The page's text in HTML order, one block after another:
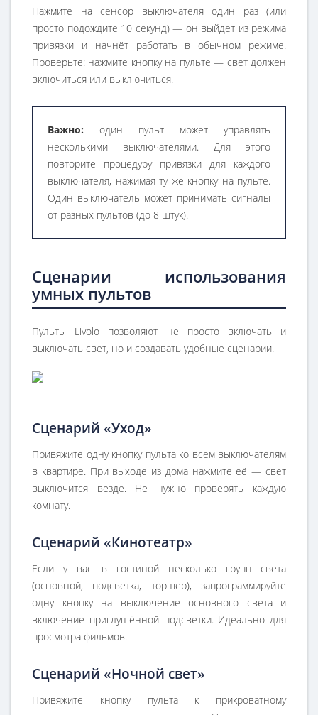
Нажмите на сенсор выключателя один раз (или
просто подождите 10 секунд) — он выйдет из режима
привязки и начнёт работать в обычном режиме.
Проверьте: нажмите кнопку на пульте — свет должен
включиться или выключиться.
Важно: один пульт может управлять
несколькими выключателями. Для этого
повторите процедуру привязки для каждого
выключателя, нажимая ту же кнопку на пульте.
Один выключатель может принимать сигналы
от разных пультов (до 8 штук).
Сценарии использования
умных пультов
Пульты Livolo позволяют не просто включать и
выключать свет, но и создавать удобные сценарии.
Сценарий «Уход»
Привяжите одну кнопку пульта ко всем выключателям
в квартире. При выходе из дома нажмите её — свет
выключится везде. Не нужно проверять каждую
комнату.
Сценарий «Кинотеатр»
Если у вас в гостиной несколько групп света
(основной, подсветка, торшер), запрограммируйте
одну кнопку на выключение основного света и
включение приглушённой подсветки. Идеально для
просмотра фильмов.
Сценарий «Ночной свет»
Привяжите кнопку пульта к прикроватному